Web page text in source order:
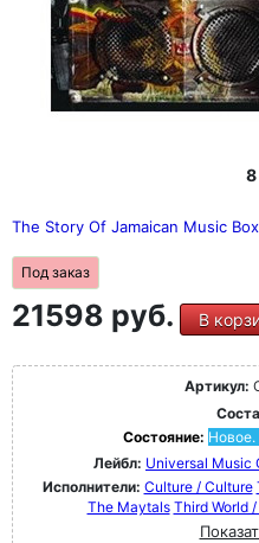
8
The Story Of Jamaican Music Box
Под заказ
21598 руб. В
Артикул:
Состояние: Новое.
Лейбл: Universal Music
Исполнители: Culture / Culture
The Maytals Third World